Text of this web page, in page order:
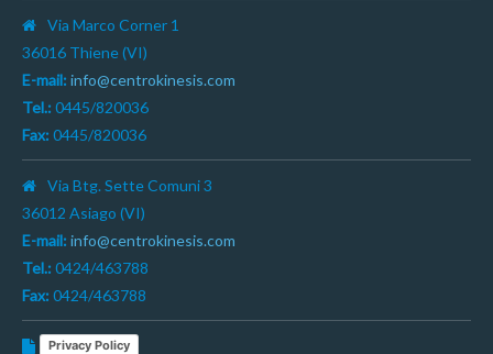
Via Marco Corner 1
36016 Thiene (VI)
E-mail: info@centrokinesis.com
Tel.: 0445/820036
Fax: 0445/820036
Via Btg. Sette Comuni 3
36012 Asiago (VI)
E-mail: info@centrokinesis.com
Tel.: 0424/463788
Fax: 0424/463788
Privacy Policy